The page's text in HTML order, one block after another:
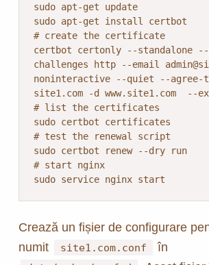
sudo apt-get update
sudo apt-get install certbot
# create the certificate
certbot certonly --standalone
challenges http --email
noninteractive --quiet --agree-
site1.com -d www.site1.com  --
# list the certificates
sudo certbot certificates
# test the renewal script
sudo certbot renew --dry run
# start nginx
sudo service nginx start
Crează un fișier de configurare
numit
site1.com.conf în